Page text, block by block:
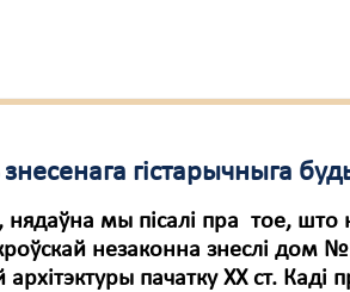
гістарычныга
нядаўна мы пісалі пра тое, што
незаконна знеслі дом
архітэктуры пачатку ХХ ст. Каді